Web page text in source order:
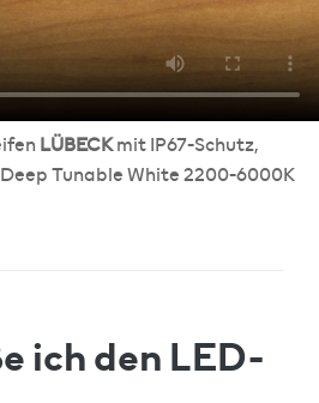
LÜBECKmit IP67-Schutz,
Tunable White 2200-6000K
ich den LED-